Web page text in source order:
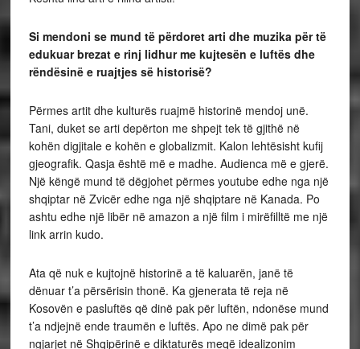
Si mendoni se mund të përdoret arti dhe muzika për të
edukuar brezat e rinj lidhur me kujtesën e luftës dhe
rëndësinë e ruajtjes së historisë?
Përmes artit dhe kulturës ruajmë historinë mendoj unë.
Tani, duket se arti depërton me shpejt tek të gjithë në
kohën digjitale e kohën e globalizmit. Kalon lehtësisht kufij
gjeografik. Qasja është më e madhe. Audienca më e gjerë.
Një këngë mund të dëgjohet përmes youtube edhe nga një
shqiptar në Zvicër edhe nga një shqiptare në Kanada. Po
ashtu edhe një libër në amazon a një film i mirëfilltë me një
link arrin kudo.
Ata që nuk e kujtojnë historinë a të kaluarën, janë të
dënuar t’a përsërisin thonë. Ka gjenerata të reja në
Kosovën e pasluftës që dinë pak për luftën, ndonëse mund
t’a ndjejnë ende traumën e luftës. Apo ne dimë pak për
ngjarjet në Shqipërinë e diktaturës meqë idealizonim